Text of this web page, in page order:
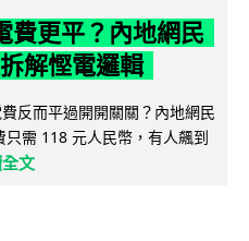
費更平？內地網民
解慳電邏輯
反而平過開開關關？內地網民
需 118 元人民幣，有人飆到
文